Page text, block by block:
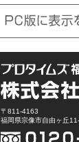
〒811-4163
福岡県宗像市自由ヶ丘